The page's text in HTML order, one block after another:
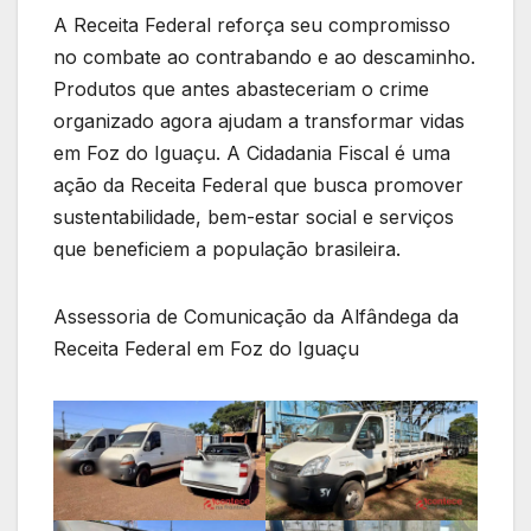
A Receita Federal reforça seu compromisso
no combate ao contrabando e ao descaminho.
Produtos que antes abasteceriam o crime
organizado agora ajudam a transformar vidas
em Foz do Iguaçu. A Cidadania Fiscal é uma
ação da Receita Federal que busca promover
sustentabilidade, bem-estar social e serviços
que beneficiem a população brasileira.
Assessoria de Comunicação da Alfândega da
Receita Federal em Foz do Iguaçu